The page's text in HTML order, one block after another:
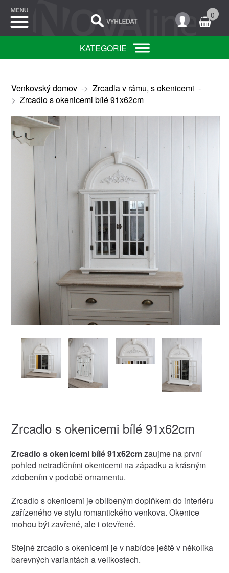
0
KATEGORIE
Venkovský domov-> Zrcadla v rámu, s okenicemi -
> Zrcadlo s okenicemi bílé 91x62cm
Zrcadlo s okenicemi bílé 91x62cm
Zrcadlo s okenicemi bílé 91x62cmzaujme na první
pohled netradičními okenicemi na západku a krásným
zdobením v podobě ornamentu.
Zrcadlo s okenicemi je oblíbeným doplňkem do interiéru
zařízeného ve stylu romantického venkova. Okenice
mohou být zavřené, ale i otevřené.
Stejné zrcadlo s okenicemi je v nabídce ještě v několika
barevných variantách a velikostech.